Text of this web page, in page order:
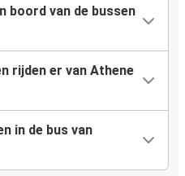
boord van de bussen
rijden er van Athene
in de bus van